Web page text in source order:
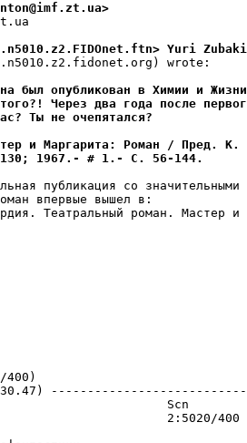
Yuri
wrote:
был опубликован в Химии и
Через два года после
Ты не очепятался?
и Маргарита: Роман / Пред. К.
1967.- # 1.- С. 56-144.
публикация со значительными
впервые вышел в:
Театральный роман. Мастер
30.47)
из 1193
2:5020/400